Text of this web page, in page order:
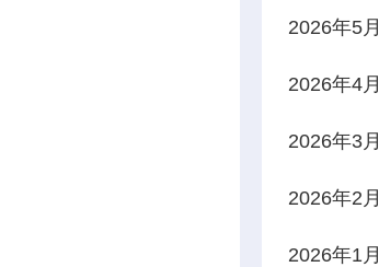
2026年5月
2026年4月
2026年3月
2026年2月
2026年1月